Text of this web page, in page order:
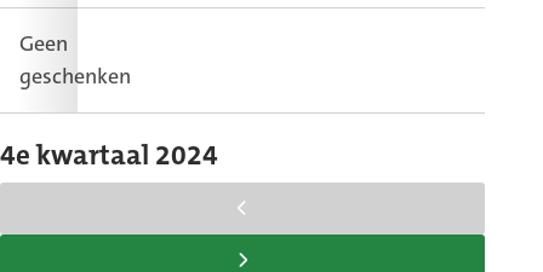
rechts
Geen
geschenken
4e kwartaal 2024